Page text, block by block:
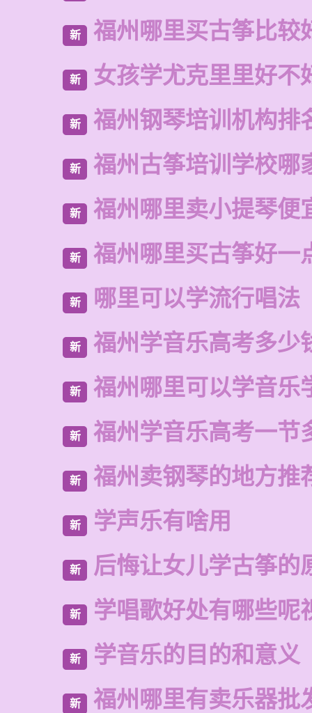
新 福州哪里买古筝比较
新 女孩学尤克里里好不
新 福州钢琴培训机构排
新 福州古筝培训学校哪
新 福州哪里卖小提琴便
新 福州哪里买古筝好一
新 哪里可以学流行唱法
新 福州学音乐高考多少
新 福州哪里可以学音乐
新 福州学音乐高考一节
新 福州卖钢琴的地方推
新 学声乐有啥用
新 后悔让女儿学古筝的
新 学唱歌好处有哪些呢
新 学音乐的目的和意义
新 福州哪里有卖乐器批